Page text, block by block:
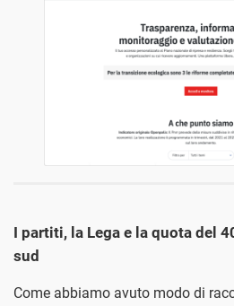
I partiti, la Lega e la quota del
sud
Come abbiamo avuto modo di